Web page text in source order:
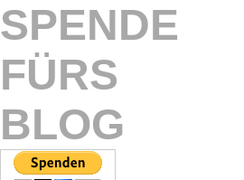
SPENDE
FÜRS
BLOG